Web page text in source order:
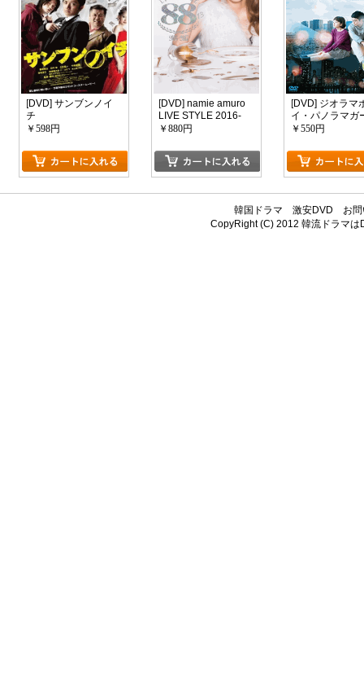
[DVD] サンブンノイ
チ
￥598円
[DVD] namie amuro
LIVE STYLE 2016-
2017
￥880円
[DVD] ジオラマ
イ・パノラマガ
￥550円
韓国ドラマ 激安DVD
お
CopyRight (C) 2012韓流ドラマは